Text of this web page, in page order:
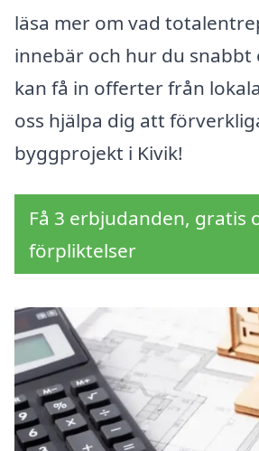
läsa mer om vad
innebär och hur du snabbt
kan få in offerter från
oss hjälpa dig att
byggprojekt i Kivik!
Få 3 erbjudanden, gratis
förpliktelser